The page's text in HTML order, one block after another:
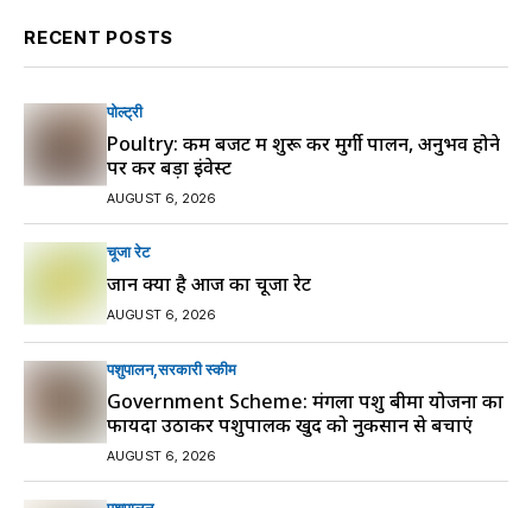
RECENT POSTS
पोल्ट्री
Poultry: कम बजट में शुरू करें मुर्गी पालन, अनुभव होने
पर करें बड़ा इंवेस्ट
AUGUST 6, 2026
चूजा रेट
जानें क्या है आज का चूजा रेट
AUGUST 6, 2026
पशुपालन सरकारी स्की‍म
Government Scheme: मंगला पशु बीमा योजना का
फायदा उठाकर पशुपालक खुद को नुकसान से बचाएं
AUGUST 6, 2026